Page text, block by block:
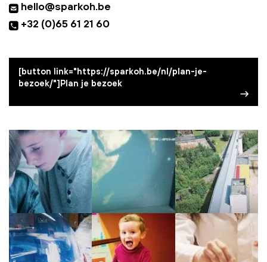
hello@sparkoh.be
+32 (0)65 61 21 60
[button link="https://sparkoh.be/nl/plan-je-
bezoek/"]Plan je bezoek